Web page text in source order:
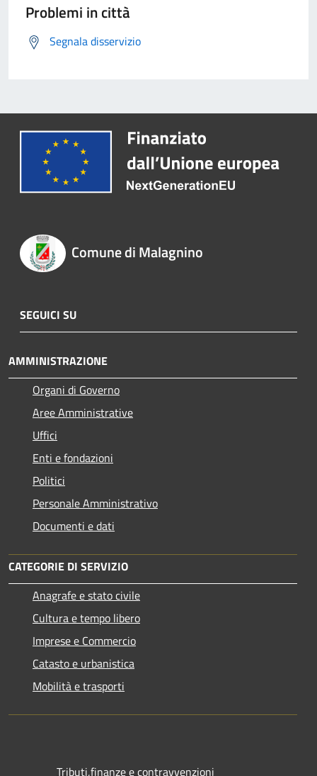
Problemi in città
Segnala disservizio
Comune di Malagnino
SEGUICI SU
AMMINISTRAZIONE
Organi di Governo
Aree Amministrative
Uffici
Enti e fondazioni
Politici
Personale Amministrativo
Documenti e dati
CATEGORIE DI SERVIZIO
Anagrafe e stato civile
Cultura e tempo libero
Imprese e Commercio
Catasto e urbanistica
Mobilità e trasporti
Tributi,finanze e contravvenzioni